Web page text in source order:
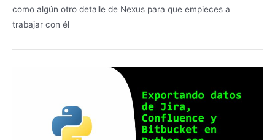
como algún otro detalle de Nexus para que empieces a
trabajar con él